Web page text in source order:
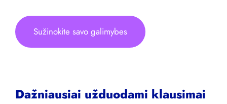
Sužinokite savo galimybes
Dažniausiai užduodami klausimai